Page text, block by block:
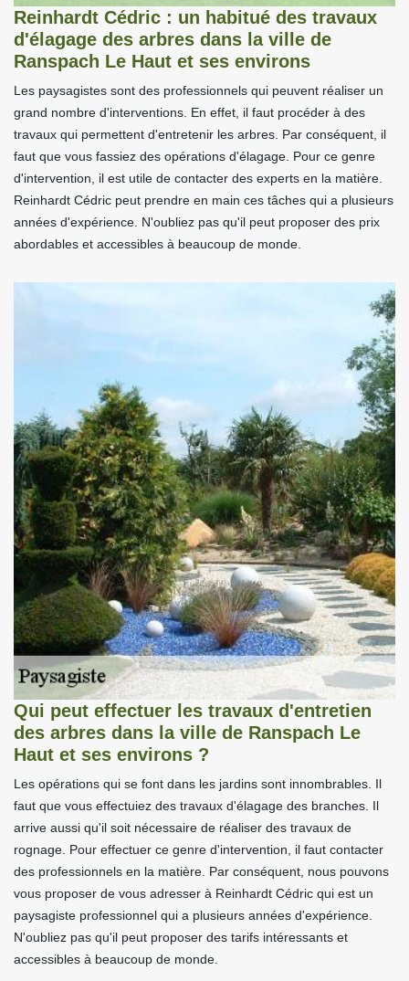
Reinhardt Cédric : un habitué des travaux
d'élagage des arbres dans la ville de
Ranspach Le Haut et ses environs
Les paysagistes sont des professionnels qui peuvent réaliser un
grand nombre d'interventions. En effet, il faut procéder à des
travaux qui permettent d'entretenir les arbres. Par conséquent, il
faut que vous fassiez des opérations d'élagage. Pour ce genre
d'intervention, il est utile de contacter des experts en la matière.
Reinhardt Cédric peut prendre en main ces tâches qui a plusieurs
années d'expérience. N'oubliez pas qu'il peut proposer des prix
abordables et accessibles à beaucoup de monde.
Qui peut effectuer les travaux d'entretien
des arbres dans la ville de Ranspach Le
Haut et ses environs ?
Les opérations qui se font dans les jardins sont innombrables. Il
faut que vous effectuiez des travaux d'élagage des branches. Il
arrive aussi qu'il soit nécessaire de réaliser des travaux de
rognage. Pour effectuer ce genre d'intervention, il faut contacter
des professionnels en la matière. Par conséquent, nous pouvons
vous proposer de vous adresser à Reinhardt Cédric qui est un
paysagiste professionnel qui a plusieurs années d'expérience.
N'oubliez pas qu'il peut proposer des tarifs intéressants et
accessibles à beaucoup de monde.